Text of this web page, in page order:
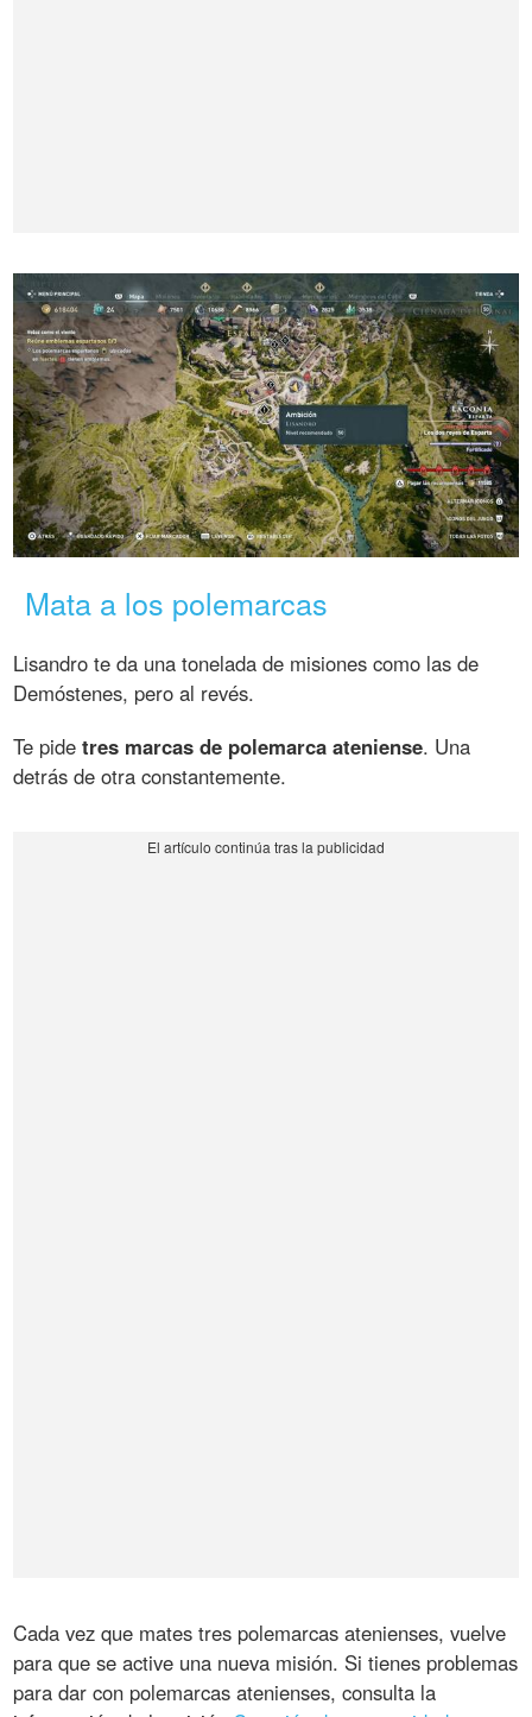
Mata a los polemarcas
Lisandro te da una tonelada de misiones como las de
Demóstenes, pero al revés.
Te pidetres marcas de polemarca ateniense. Una
detrás de otra constantemente.
Cada vez que mates tres polemarcas atenienses, vuelve
para que se active una nueva misión. Si tienes problemas
para dar con polemarcas atenienses, consulta la